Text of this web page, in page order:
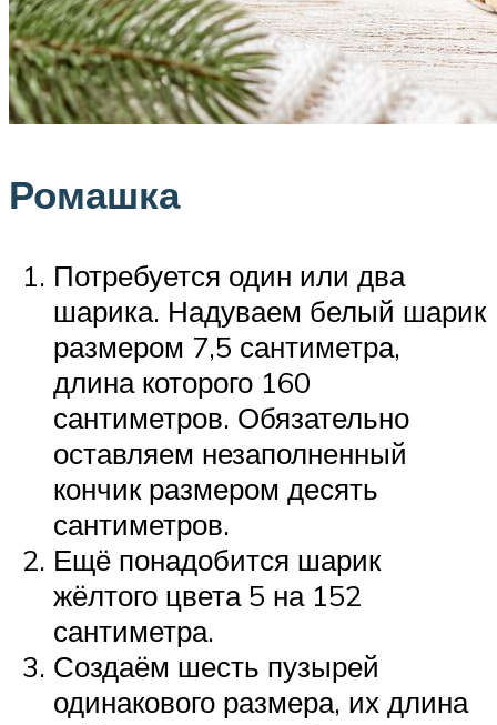
Ромашка
Потребуется один или два
шарика. Надуваем белый шарик
размером 7,5 сантиметра,
длина которого 160
сантиметров. Обязательно
оставляем незаполненный
кончик размером десять
сантиметров.
Ещё понадобится шарик
жёлтого цвета 5 на 152
сантиметра.
Создаём шесть пузырей
одинакового размера, их длина